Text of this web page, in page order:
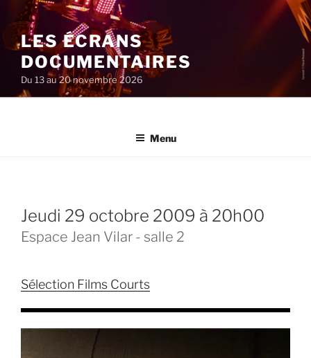
au
contenu
principal
LES ÉCRANS
DOCUMENTAIRES
Du 13 au 20 novembre 2026
Menu
jeudi 29 octobre 2009 à 20h00
Espace Jean Vilar - salle 2
Sélection Films Courts